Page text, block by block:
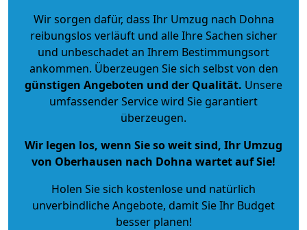
Wir sorgen dafür, dass Ihr Umzug nach Dohna
reibungslos verläuft und alle Ihre Sachen sicher
und unbeschadet an Ihrem Bestimmungsort
ankommen. Überzeugen Sie sich selbst von den
günstigen Angeboten und der Qualität. Unsere
umfassender Service wird Sie garantiert
überzeugen.
Wir legen los, wenn Sie so weit sind, Ihr Umzug
von Oberhausen nach Dohna wartet auf Sie!
Holen Sie sich kostenlose und natürlich
unverbindliche Angebote, damit Sie Ihr Budget
besser planen!